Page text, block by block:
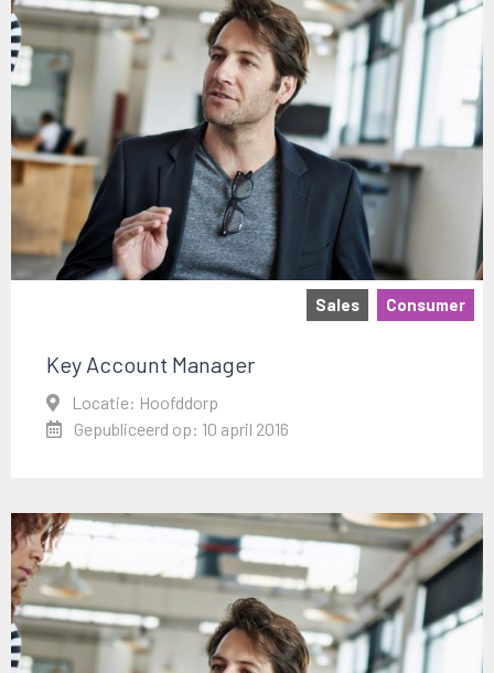
Sales Consumer
Key Account Manager
Locatie: Hoofddorp
Gepubliceerd op: 10 april 2016